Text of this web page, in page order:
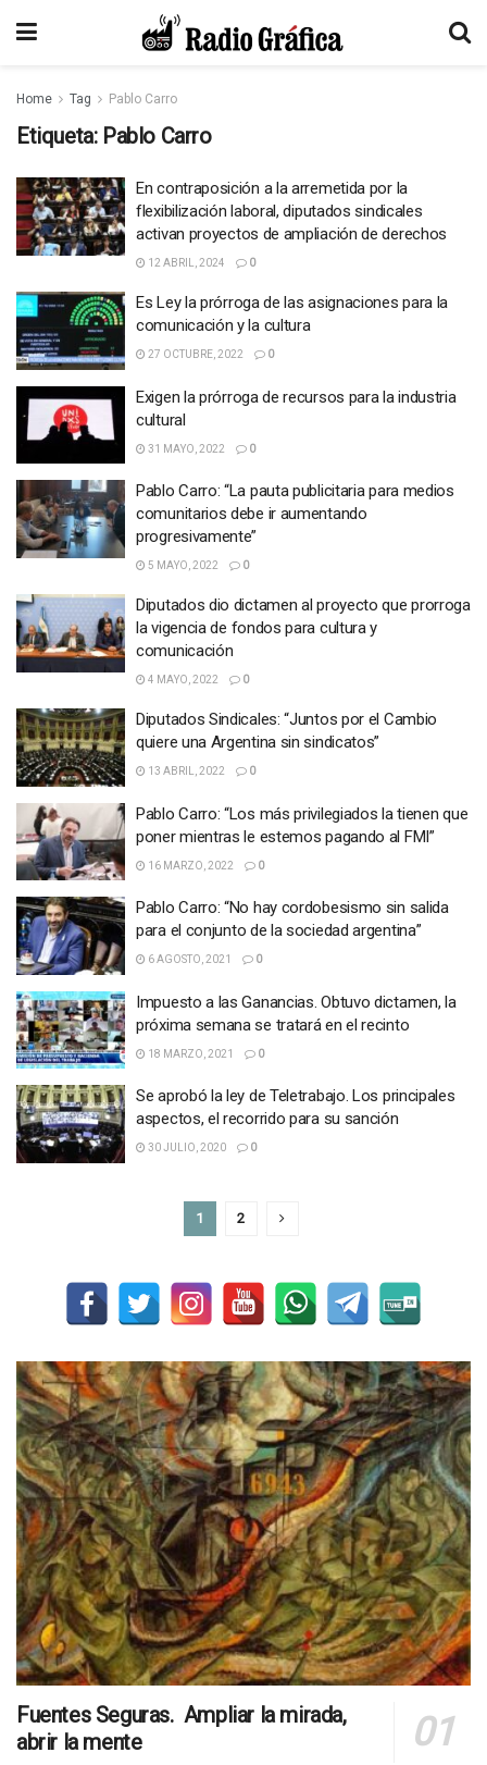
Home Tag Pablo Carro
Etiqueta: Pablo Carro
En contraposición a la arremetida por la
flexibilización laboral, diputados sindicales
activan proyectos de ampliación de derechos
12 ABRIL, 2024 0
Es Ley la prórroga de las asignaciones para la
comunicación y la cultura
27 OCTUBRE, 2022 0
Exigen la prórroga de recursos para la industria
cultural
31 MAYO, 2022 0
Pablo Carro: “La pauta publicitaria para medios
comunitarios debe ir aumentando
progresivamente”
5 MAYO, 2022 0
Diputados dio dictamen al proyecto que prorroga
la vigencia de fondos para cultura y
comunicación
4 MAYO, 2022 0
Diputados Sindicales: “Juntos por el Cambio
quiere una Argentina sin sindicatos”
13 ABRIL, 2022 0
Pablo Carro: “Los más privilegiados la tienen que
poner mientras le estemos pagando al FMI”
16 MARZO, 2022 0
Pablo Carro: “No hay cordobesismo sin salida
para el conjunto de la sociedad argentina”
6 AGOSTO, 2021 0
Impuesto a las Ganancias. Obtuvo dictamen, la
próxima semana se tratará en el recinto
18 MARZO, 2021 0
Se aprobó la ley de Teletrabajo. Los principales
aspectos, el recorrido para su sanción
30 JULIO, 2020 0
1 2
Fuentes Seguras. Ampliar la mirada,
abrir la mente